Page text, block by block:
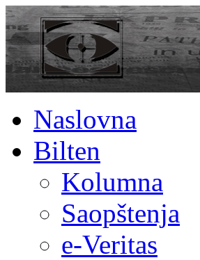
Naslovna
Bilten
Kolumna
Saopštenja
e-Veritas